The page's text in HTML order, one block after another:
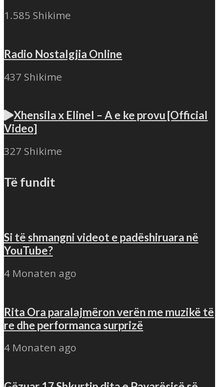
1.585 Shikime
Radio Nostalgjia Online
437 Shikime
Xhensila x Elinel – A e ke provu [Official
Video]
327 Shikime
Të fundit
Si të shmangni videot e padëshiruara në
YouTube?
4 Monaten ago
Rita Ora paralajmëron verën me muzikë të
re dhe performanca surprizë
4 Monaten ago